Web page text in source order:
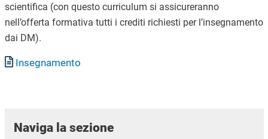
scientifica (con questo curriculum si assicureranno
nell’offerta formativa tutti i crediti richiesti per l’insegnamento
dai DM).
Documento
Insegnamento
Naviga la sezione